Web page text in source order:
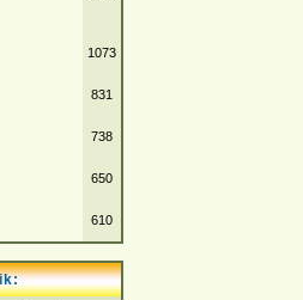
1073
831
738
650
610